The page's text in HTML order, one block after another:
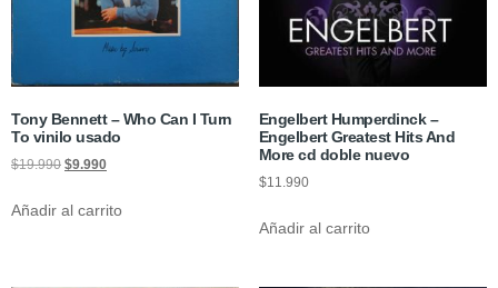
Tony Bennett – Who Can I Turn
To vinilo usado
$19.990 $9.990
Añadir al carrito
Engelbert Humperdinck –
Engelbert Greatest Hits And
More cd doble nuevo
$11.990
Añadir al carrito